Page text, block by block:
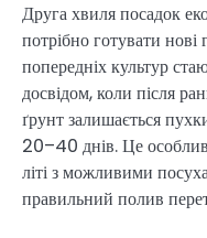
Друга хвиля посадок
потрібно готувати нові
попередніх культур
досвідом, коли після
ґрунт залишається
20–40 днів. Це
літі з можливими
правильний полив